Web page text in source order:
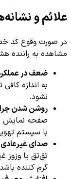
علائم و
مشاهده به راننده
ضعف در
به اندازه
نشود.
روشن شدن
صفحه نمایش
با سیستم
صدای
تق‌تق یا وزوز
گرم کننده